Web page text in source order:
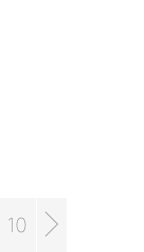
10